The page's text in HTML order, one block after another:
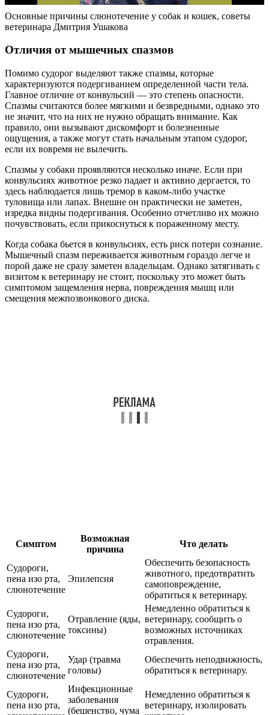
Основные причины слюнотечение у собак и кошек, советы
ветеринара Дмитрия Ушакова
Отличия от мышечных спазмов
Помимо судорог выделяют также спазмы, которые
характеризуются подергиванием определенной части тела.
Главное отличие от конвульсий — это степень опасности.
Спазмы считаются более мягкими и безвредными, однако это
не значит, что на них не нужно обращать внимание. Как
правило, они вызывают дискомфорт и болезненные
ощущения, а также могут стать начальным этапом судорог,
если их вовремя не вылечить.
Спазмы у собаки проявляются несколько иначе. Если при
конвульсиях животное резко падает и активно дергается, то
здесь наблюдается лишь тремор в каком-либо участке
туловища или лапах. Внешне он практически не заметен,
изредка видны подергивания. Особенно отчетливо их можно
почувствовать, если прикоснуться к пораженному месту.
Когда собака бьется в конвульсиях, есть риск потери сознание.
Мышечный спазм переживается животным гораздо легче и
порой даже не сразу заметен владельцам. Однако затягивать с
визитом к ветеринару не стоит, поскольку это может быть
симптомом защемления нерва, повреждения мышц или
смещения межпозвонкового диска.
Симптом
Возможная
причина
Что делать
Судороги,
пена изо рта,
слюнотечение
Эпилепсия
Обеспечить безопасность
животного, предотвратить
самоповреждение,
обратиться к ветеринару.
Судороги,
пена изо рта,
слюнотечение
Отравление (яды,
токсины)
Немедленно обратиться к
ветеринару, сообщить о
возможных источниках
отравления.
Судороги,
пена изо рта,
слюнотечение
Удар (травма
головы)
Обеспечить неподвижность,
обратиться к ветеринару.
Судороги,
пена изо рта,
Инфекционные
заболевания
(бешенство, чума
Немедленно обратиться к
ветеринару, изолировать